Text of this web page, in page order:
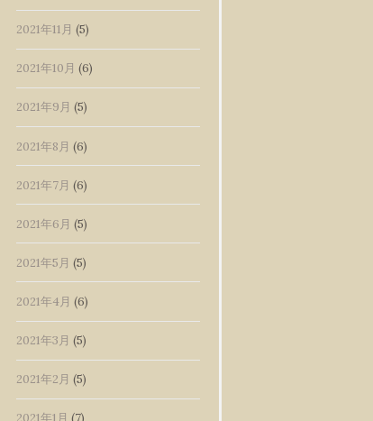
2021年11月 (5)
2021年10月 (6)
2021年9月 (5)
2021年8月 (6)
2021年7月 (6)
2021年6月 (5)
2021年5月 (5)
2021年4月 (6)
2021年3月 (5)
2021年2月 (5)